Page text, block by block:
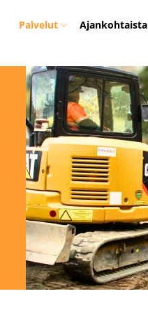
Palvelut Ajankohtaista